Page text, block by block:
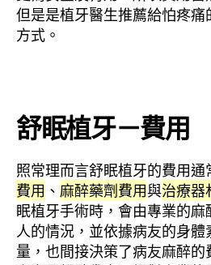
但是是植牙醫生推薦給怕疼
方式。
舒眠植牙－費用
照常理而言舒眠植牙的費用通
費用 、 麻醉藥劑費用與治療器
眠植牙手術時，會由專業的
人的情況，並依據病友的身
量，也間接決策了病友麻醉